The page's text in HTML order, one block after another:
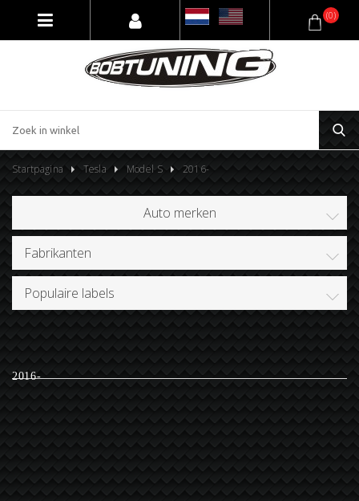
(0)
Startpagina Tesla Model S 2016-
Auto merken
Fabrikanten
Populaire labels
2016-